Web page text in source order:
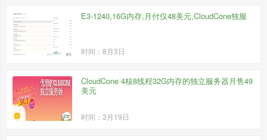
E3-1240,16G内存,月付仅48美元,CloudCone独服
时间：8月3日
CloudCone 4核8线程32G内存的独立服务器月售49
美元
时间：3月19日